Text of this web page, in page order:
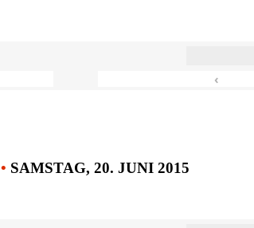
‹
• SAMSTAG, 20. JUNI 2015